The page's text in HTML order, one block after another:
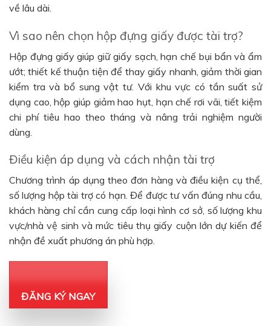
về lâu dài.
Vì sao nên chọn hộp đựng giấy được tài trợ?
Hộp đựng giấy giúp giữ giấy sạch, hạn chế bụi bẩn và ẩm
ướt; thiết kế thuận tiện để thay giấy nhanh, giảm thời gian
kiểm tra và bổ sung vật tư. Với khu vực có tần suất sử
dụng cao, hộp giúp giảm hao hụt, hạn chế rơi vãi, tiết kiệm
chi phí tiêu hao theo tháng và nâng trải nghiệm người
dùng.
Điều kiện áp dụng và cách nhận tài trợ
Chương trình áp dụng theo đơn hàng và điều kiện cụ thể,
số lượng hộp tài trợ có hạn. Để được tư vấn đúng nhu cầu,
khách hàng chỉ cần cung cấp loại hình cơ sở, số lượng khu
vực/nhà vệ sinh và mức tiêu thụ giấy cuộn lớn dự kiến để
nhận đề xuất phương án phù hợp.
ĐĂNG KÝ NGAY